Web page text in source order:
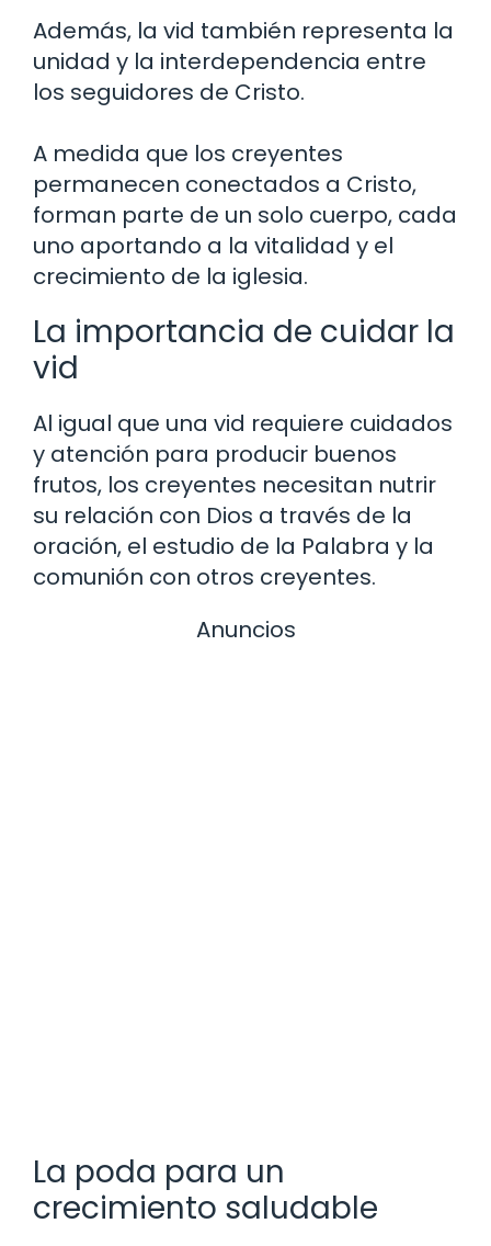
Además, la vid también representa la
unidad y la interdependencia entre
los seguidores de Cristo.
A medida que los creyentes
permanecen conectados a Cristo,
forman parte de un solo cuerpo, cada
uno aportando a la vitalidad y el
crecimiento de la iglesia.
La importancia de cuidar la
vid
Al igual que una vid requiere cuidados
y atención para producir buenos
frutos, los creyentes necesitan nutrir
su relación con Dios a través de la
oración, el estudio de la Palabra y la
comunión con otros creyentes.
Anuncios
La poda para un
crecimiento saludable